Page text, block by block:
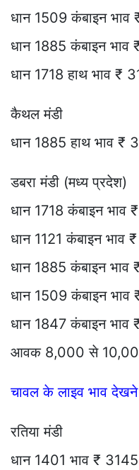
धान 1509 कंबाइन
धान 1885 कंबाइन
धान 1718 हाथ भाव ₹
कैथल मंडी
धान 1885 हाथ भाव ₹
डबरा मंडी (मध्य प्रदेश)
धान 1718 कंबाइन
धान 1121 कंबाइन भाव
धान 1885 कंबाइन
धान 1509 कंबाइन
धान 1847 कंबाइन भाव
आवक 8,000 से
चावल के लाइव भाव
रतिया मंडी
धान 1401 भाव ₹